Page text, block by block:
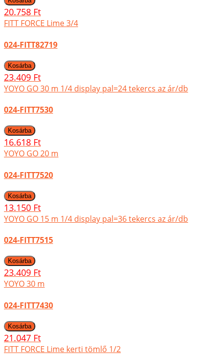
20.758 Ft
FITT FORCE Lime 3/4
024-FITT82719
23.409 Ft
YOYO GO 30 m 1/4 display pal=24 tekercs az ár/db
024-FITT7530
16.618 Ft
YOYO GO 20 m
024-FITT7520
13.150 Ft
YOYO GO 15 m 1/4 display pal=36 tekercs az ár/db
024-FITT7515
23.409 Ft
YOYO 30 m
024-FITT7430
21.047 Ft
FITT FORCE Lime kerti tömlő 1/2